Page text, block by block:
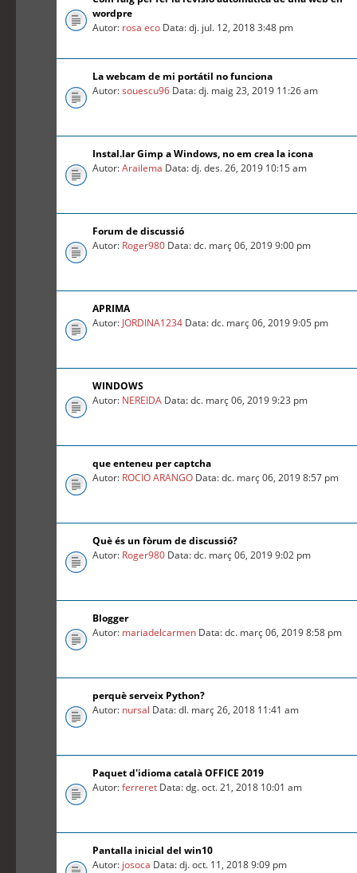
wordpre
Autor: rosa eco Data: dj. jul. 12, 2018 3:48 pm
La webcam de mi portátil no funciona
Autor:souescu96 Data: dj. maig 23, 2019 11:26 am
Instal.lar Gimp a Windows, no em crea la icona
Autor:Arailema Data: dj. des. 26, 2019 10:15 am
Forum de discussió
Autor: Roger980 Data: dc. març 06, 2019 9:00 pm
APRIMA
Autor: JORDINA1234 Data: dc. març 06, 2019 9:05 pm
WINDOWS
Autor: NEREIDA Data: dc. març 06, 2019 9:23 pm
que enteneu per captcha
Autor: ROCIO ARANGO Data: dc. març 06, 2019 8:57 pm
Què és un fòrum de discussió?
Autor: Roger980 Data: dc. març 06, 2019 9:02 pm
Blogger
Autor: mariadelcarmen Data: dc. març 06, 2019 8:58 pm
perquè serveix Python?
Autor: nursal Data: dl. març 26, 2018 11:41 am
Paquet d'idioma català OFFICE 2019
Autor:ferreret Data: dg. oct. 21, 2018 10:01 am
Pantalla inicial del win10
Autor: josoca Data: dj. oct. 11, 2018 9:09 pm